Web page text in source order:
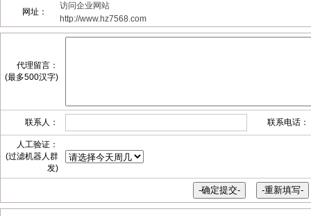
网址：
访问企业网站
http://www.hz7568.com
代理留言：
(最多500汉字)
联系人： 联系电话：
人工验证：
(过滤机器人群
发)